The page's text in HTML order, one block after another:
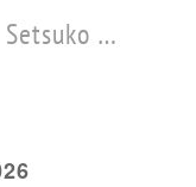
川口節子バレエ団 Setsuko Kawaguchi Ballet